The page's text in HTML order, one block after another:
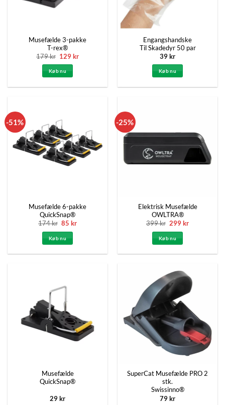
Musefælde 3-pakke
T-rex®
179kr Den
var:
179 kr.
129krDen
Køb nu
Engangshandske
Til Skadedyr 50 par
39kr
Køb nu
-51%
Musefælde 6-pakke
QuickSnap®
174kr Den
pris
var:
174 kr.
85 krDen
Køb nu
-25%
Elektrisk Musefælde
OWLTRA®
399kr Den
pris
var:
399 kr.
299krDen
Køb nu
Musefælde
QuickSnap®
29kr
SuperCat Musefælde PRO 2
stk.
Swissinno®
79kr